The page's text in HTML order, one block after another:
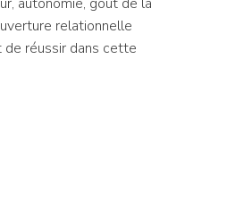
relationnelle
réussir dans cette